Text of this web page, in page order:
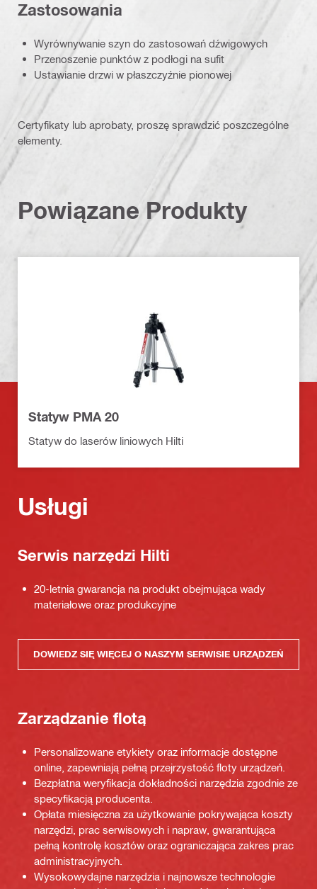
Zastosowania
Wyrównywanie szyn do zastosowań dźwigowych
Przenoszenie punktów z podłogi na sufit
Ustawianie drzwi w płaszczyźnie pionowej
Certyfikaty lub aprobaty, proszę sprawdzić poszczególne
elementy.
Powiązane Produkty
Statyw PMA 20
Statyw do laserów liniowych Hilti
Usługi
Serwis narzędzi Hilti
20-letnia gwarancja na produkt obejmująca wady
materiałowe oraz produkcyjne
DOWIEDZ SIĘ WIĘCEJ O NASZYM SERWISIE URZĄDZEŃ
Zarządzanie flotą
Personalizowane etykiety oraz informacje dostępne
online, zapewniają pełną przejrzystość floty urządzeń.
Bezpłatna weryfikacja dokładności narzędzia zgodnie ze
specyfikacją producenta.
Opłata miesięczna za użytkowanie pokrywająca koszty
narzędzi, prac serwisowych i napraw, gwarantująca
pełną kontrolę kosztów oraz ograniczająca zakres prac
administracyjnych.
Wysokowydajne narzędzia i najnowsze technologie